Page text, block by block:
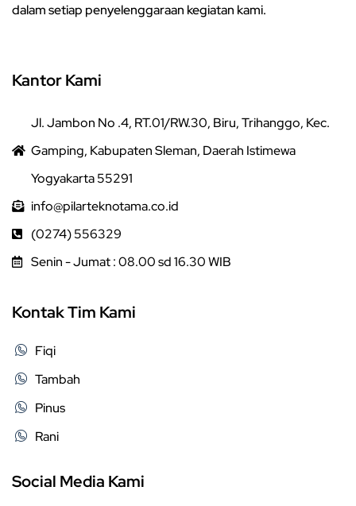
dalam setiap penyelenggaraan kegiatan kami.
Kantor Kami
Jl. Jambon No .4, RT.01/RW.30, Biru, Trihanggo, Kec.
Gamping, Kabupaten Sleman, Daerah Istimewa
Yogyakarta 55291
info@pilarteknotama.co.id
(0274) 556329
Senin - Jumat : 08.00 sd 16.30 WIB
Kontak Tim Kami
Fiqi
Tambah
Pinus
Rani
Social Media Kami